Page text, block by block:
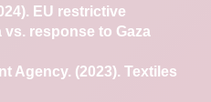
EU restrictive
response to Gaza
Agency. (2023). Textiles